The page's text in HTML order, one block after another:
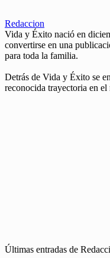
Redaccion
Vida y Éxito nació en
convertirse en una
para toda la familia.
Detrás de Vida y Éxito se
reconocida trayectoria en
Últimas entradas de